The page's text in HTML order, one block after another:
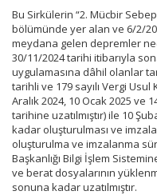
Bu Sirkülerin “2. Mücbir
bölümünde yer alan ve 6/2/
meydana gelen depremler
30/11/2024 tarihi itibarıyla
uygulamasına dâhil olanlar
tarihli ve 179 sayılı Vergi
Aralık 2024, 10 Ocak 2025 ve
tarihine uzatılmıştır) ile 10
kadar oluşturulması ve
oluşturulma ve imzalanma
Başkanlığı Bilgi İşlem
ve berat dosyalarının
sonuna kadar uzatılmıştır.